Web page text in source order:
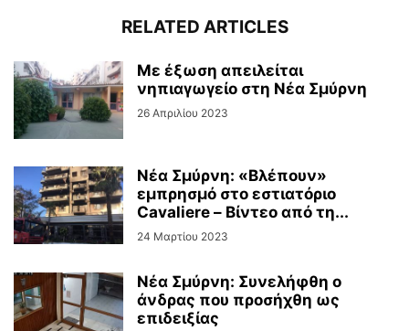
RELATED ARTICLES
Με έξωση απειλείται
νηπιαγωγείο στη Νέα Σμύρνη
26 Απριλίου 2023
Νέα Σμύρνη: «Βλέπουν»
εμπρησμό στο εστιατόριο
Cavaliere – Βίντεο από τη...
24 Μαρτίου 2023
Νέα Σμύρνη: Συνελήφθη ο
άνδρας που προσήχθη ως
επιδειξίας